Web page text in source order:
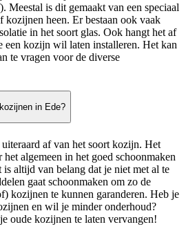
Meestal is dit gemaakt van een speciaal
kozijnen heen. Er bestaan ook vaak
in het soort glas. Ook hangt het af
een kozijn wil laten installeren. Het kan
te vragen voor de diverse
in Ede?
af van het soort kozijn. Het
algemeen in het goed schoonmaken
altijd van belang dat je niet met al te
gaat schoonmaken om zo de
kozijnen te kunnen garanderen. Heb je
en wil je minder onderhoud?
oude kozijnen te laten vervangen!